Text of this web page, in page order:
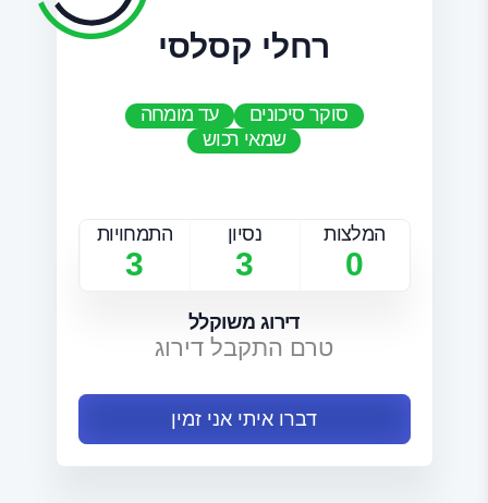
רחלי קסלסי
סוקר סיכונים
עד מומחה
שמאי רכוש
המלצות
0
נסיון
3
התמחויות
3
דירוג משוקלל
טרם התקבל דירוג
דברו איתי אני זמין